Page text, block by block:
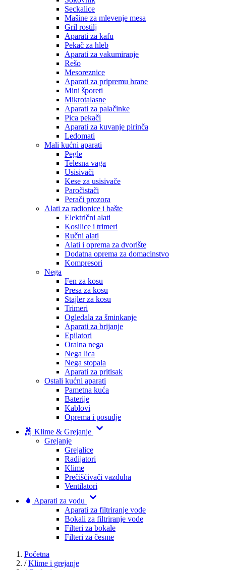
Seckalice
Mašine za mlevenje mesa
Gril rostilj
Aparati za kafu
Pekač za hleb
Aparati za vakumiranje
Rešo
Mesoreznice
Aparati za pripremu hrane
Mini šporeti
Mikrotalasne
Aparati za palačinke
Pica pekači
Aparati za kuvanje pirinča
Ledomati
Mali kućni aparati
Pegle
Telesna vaga
Usisivači
Kese za usisivače
Paročistači
Perači prozora
Alati za radionice i bašte
Električni alati
Kosilice i trimeri
Ručni alati
Alati i oprema za dvorište
Dodatna oprema za domacinstvo
Kompresori
Nega
Fen za kosu
Presa za kosu
Stajler za kosu
Trimeri
Ogledala za šminkanje
Aparati za brijanje
Epilatori
Oralna nega
Nega lica
Nega stopala
Aparati za pritisak
Ostali kućni aparati
Pametna kuća
Baterije
Kablovi
Oprema i posudje
Klime & Grejanje
Grejanje
Grejalice
Radijatori
Klime
Prečišćivači vazduha
Ventilatori
Aparati za vodu
Aparati za filtriranje vode
Bokali za filtriranje vode
Filteri za bokale
Filteri za česme
Početna
/ Klime i grejanje